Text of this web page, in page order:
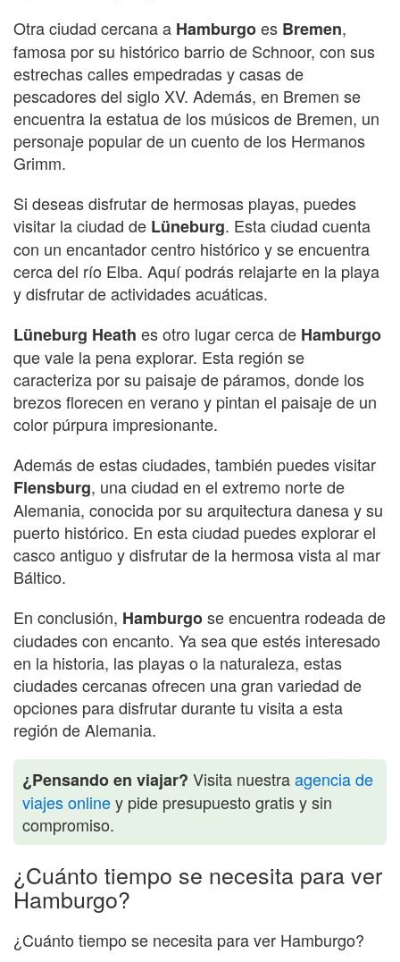
Otra ciudad cercana a Hamburgoes Bremen,
famosa por su histórico barrio de Schnoor, con sus
estrechas calles empedradas y casas de
pescadores del siglo XV. Además, en Bremen se
encuentra la estatua de los músicos de Bremen, un
personaje popular de un cuento de los Hermanos
Grimm.
Si deseas disfrutar de hermosas playas, puedes
visitar la ciudad de Lüneburg. Esta ciudad cuenta
con un encantador centro histórico y se encuentra
cerca del río Elba. Aquí podrás relajarte en la playa
y disfrutar de actividades acuáticas.
Lüneburg Heath es otro lugar cerca de Hamburgo
que vale la pena explorar. Esta región se
caracteriza por su paisaje de páramos, donde los
brezos florecen en verano y pintan el paisaje de un
color púrpura impresionante.
Además de estas ciudades, también puedes visitar
Flensburg, una ciudad en el extremo norte de
Alemania, conocida por su arquitectura danesa y su
puerto histórico. En esta ciudad puedes explorar el
casco antiguo y disfrutar de la hermosa vista al mar
Báltico.
En conclusión, Hamburgose encuentra rodeada de
ciudades con encanto. Ya sea que estés interesado
en la historia, las playas o la naturaleza, estas
ciudades cercanas ofrecen una gran variedad de
opciones para disfrutar durante tu visita a esta
región de Alemania.
¿Pensando en viajar? Visita nuestraagencia de
viajes onliney pide presupuesto gratis y sin
compromiso.
¿Cuánto tiempo se necesita para ver
Hamburgo?
¿Cuánto tiempo se necesita para ver Hamburgo?